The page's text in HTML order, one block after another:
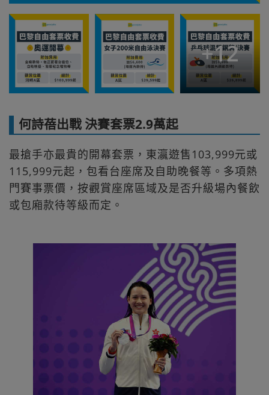
+12
何詩蓓出戰 決賽套票2.9萬起
最搶手亦最貴的開幕套票，東瀛遊售103,999元或
115,999元起，包看台座席及自助晚餐等。多項熱
門賽事票價，按觀賞座席區域及是否升級場內餐飲
或包廂款待等級而定。